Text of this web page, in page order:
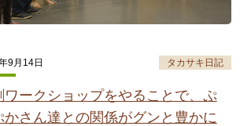
9月14日 タカサキ日記
ワークショップをやることで、ぷ
かさん達との関係がグンと豊かに